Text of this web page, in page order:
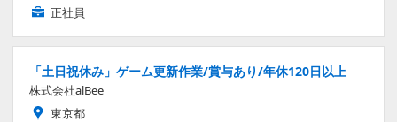
正社員
「土日祝休み」ゲーム更新作業/賞与あり/年休120日以上
株式会社alBee
東京都